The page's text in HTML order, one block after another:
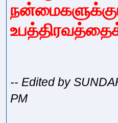
-- Edited by
PM